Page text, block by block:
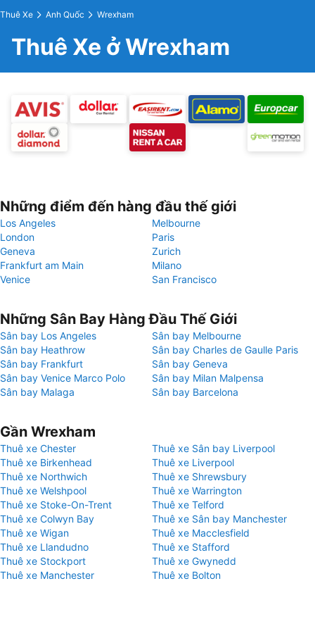
Thuê Xe Anh Quốc Wrexham
Thuê Xe ở Wrexham
Những điểm đến hàng đầu thế giới
Los Angeles
Melbourne
London
Paris
Geneva
Zurich
Frankfurt am Main
Milano
Venice
San Francisco
Những Sân Bay Hàng Đầu Thế Giới
Sân bay Los Angeles
Sân bay Melbourne
Sân bay Heathrow
Sân bay Charles de Gaulle Paris
Sân bay Frankfurt
Sân bay Geneva
Sân bay Venice Marco Polo
Sân bay Milan Malpensa
Sân bay Malaga
Sân bay Barcelona
Gần Wrexham
Thuê xe Chester
Thuê xe Sân bay Liverpool
Thuê xe Birkenhead
Thuê xe Liverpool
Thuê xe Northwich
Thuê xe Shrewsbury
Thuê xe Welshpool
Thuê xe Warrington
Thuê xe Stoke-On-Trent
Thuê xe Telford
Thuê xe Colwyn Bay
Thuê xe Sân bay Manchester
Thuê xe Wigan
Thuê xe Macclesfield
Thuê xe Llandudno
Thuê xe Stafford
Thuê xe Stockport
Thuê xe Gwynedd
Thuê xe Manchester
Thuê xe Bolton